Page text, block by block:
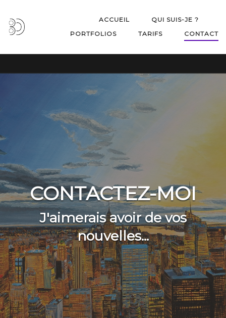
content
ACCUEIL
QUI SUIS-JE ?
PORTFOLIOS
TARIFS CONTACT
CONTACTEZ-MOI
J'aimerais avoir de vos
nouvelles...